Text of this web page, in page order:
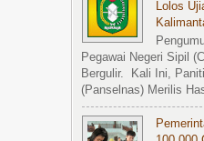
Lolos
Pegawai Negeri Sipil
Bergulir. Kali Ini,
(Panselnas) Merilis